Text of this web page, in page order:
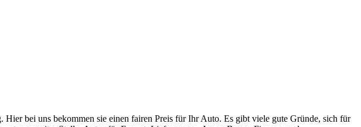
bei uns bekommen sie einen fairen Preis für Ihr Auto. Es gibt viele gute Gründe, sich für